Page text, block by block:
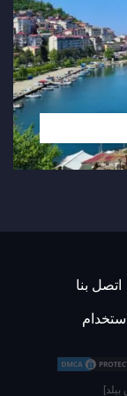
اتصل بنا
بيلد]